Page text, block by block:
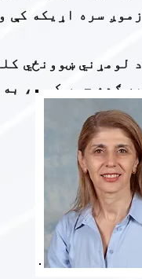
زموږ سره اړیکه کې
د لومړني ښوونځي
په ګډه جوړ کوو ،
راغلاست!